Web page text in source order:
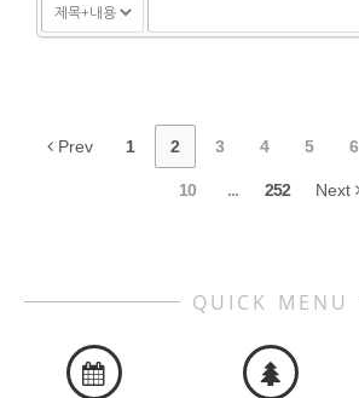
Prev 1 2 3 4 5 6
10 ... 252 Next
QUICK MENU